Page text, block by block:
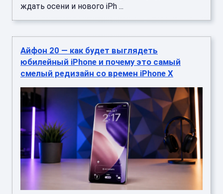
ждать осени и нового iPh ...
Айфон 20 — как будет выглядеть
юбилейный iPhone и почему это самый
смелый редизайн со времен iPhone X